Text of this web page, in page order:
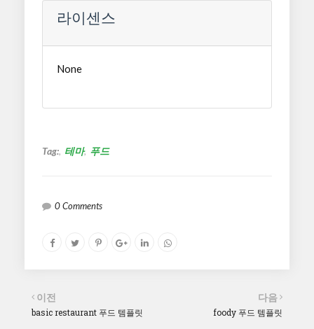
라이센스
None
Tag: 테마 푸드
0 Comments
다음
foody 푸드 템플릿
이전
basic restaurant 푸드 템플릿